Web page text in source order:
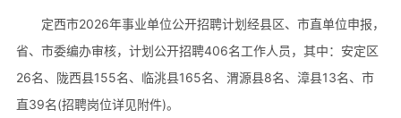
定西市2026年事业单位公开招聘计划经县区、市直单位申报，
省、市委编办审核，计划公开招聘406名工作人员，其中：安定区
26名、陇西县155名、临洮县165名、渭源县8名、漳县13名、市
直39名(招聘岗位详见附件)。